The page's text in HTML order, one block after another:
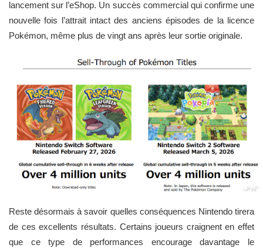
lancement sur l’eShop. Un succès commercial qui confirme une
nouvelle fois l’attrait intact des anciens épisodes de la licence
Pokémon, même plus de vingt ans après leur sortie originale.
Reste désormais à savoir quelles conséquences Nintendo tirera
de ces excellents résultats. Certains joueurs craignent en effet
que ce type de performances encourage davantage le